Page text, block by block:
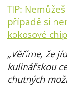
TIP:
případě si
kokosové
„Věříme, že
kulinářskou
chutných